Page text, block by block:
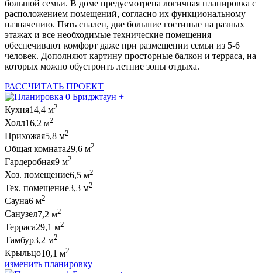
большой семьи. В доме предусмотрена логичная планировка с
расположением помещений, согласно их функциональному
назначению. Пять спален, две большие гостиные на разных
этажах и все необходимые технические помещения
обеспечивают комфорт даже при размещении семьи из 5-6
человек. Дополняют картину просторные балкон и терраса, на
которых можно обустроить летние зоны отдыха.
РАССЧИТАТЬ ПРОЕКТ
Кухня14,4 м2
Холл16,2 м2
Прихожая5,8 м2
Общая комната29,6 м2
Гардеробная9 м2
Хоз. помещение6,5 м2
Тех. помещение3,3 м2
Сауна6 м2
Санузел7,2 м2
Терраса29,1 м2
Тамбур3,2 м2
Крыльцо10,1 м2
изменить планировку